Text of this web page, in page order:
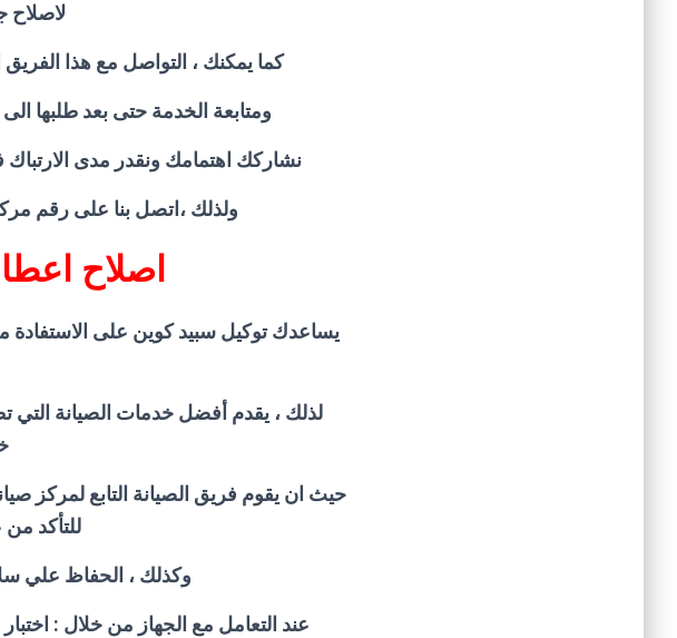
لاصلاح
كما يمكنك ، التواصل مع هذا
ومتابعة الخدمة حتى بعد طلبها
نشاركك اهتمامك ونقدر مدى
ولذلك ،اتصل بنا على رقم
اصلاح
يساعدك توكيل سبيد كوين على
لذلك ، يقدم أفضل خدمات الصيانة التي
حيث ان يقوم فريق الصيانة التابع لمركز
للتأكد
وكذلك ، الحفاظ علي
عند التعامل مع الجهاز من خلال : اختبار